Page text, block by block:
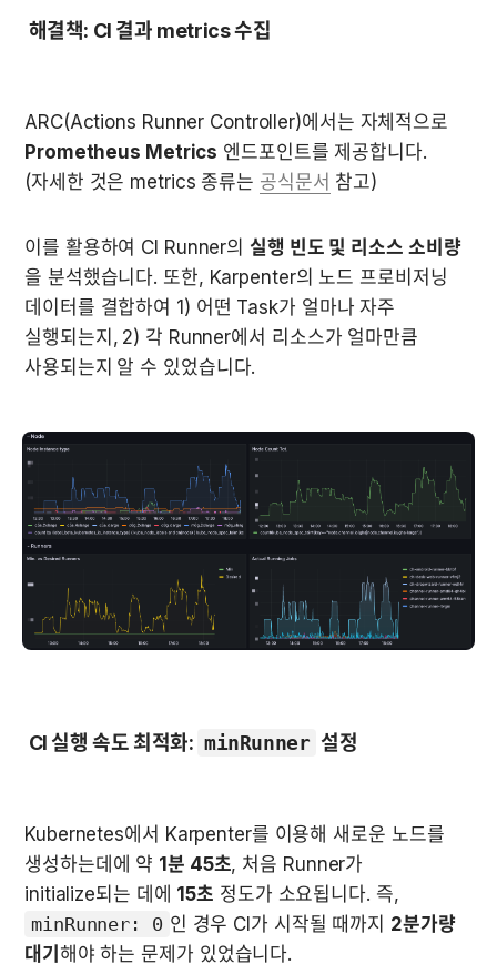
해결책: CI 결과 metrics 수집
Prometheus Metrics 엔드포인트를 제공합니다.
(자세한 것은 metrics 종류는 공식문서 참고)
이를 활용하여 CI Runner의
실행 빈도 및 리소스 소비량
을 분석했습니다. 또한, Karpenter의 노드 프로비저닝
데이터를 결합하여 1) 어떤 Task가 얼마나 자주
실행되는지, 2) 각 Runner에서 리소스가 얼마만큼
사용되는지 알 수 있었습니다.
CI 실행 속도 최적화: minRunner
Kubernetes에서 Karpenter를 이용해 새로운 노드를
생성하는데에 약 1분 45초, 처음 Runner가
initialize되는 데에 15초
minRunner: 0 인 경우 CI가 시작될 때까지 2분가량
대기